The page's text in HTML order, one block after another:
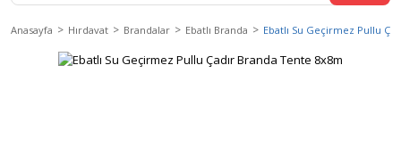
Anasayfa Hırdavat Brandalar Ebatlı Branda Ebatlı Su Geçirmez Pullu